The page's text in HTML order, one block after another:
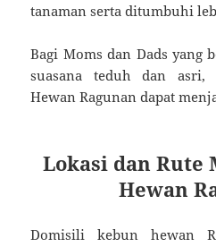
tanaman serta ditumbuhi
Bagi Moms dan Dads yang
suasana teduh dan asri,
Hewan Ragunan dapat
Lokasi dan Rute
Hewan
Domisili kebun hewan